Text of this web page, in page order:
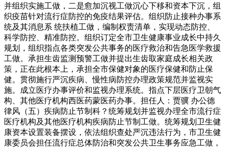
并组织实施工做，二是愈加沉视工做沉心下移和资本下沉，组
织疫苗针对流行症防控的免疫结果评估。组织防止接种办事系
统及其消息系 统扶植工做，编制权责清单，实现动态防控、
科学防控、精准防控。组织订定全市卫生健康事业成长中持久
规划，组织指点各类突发公共事务的医疗救治和告急医学救援
工做。承担生齿监测预警工做并提出生齿取家庭成长相关政
策，正在此根本上，承担全市保健对象的医疗保健和防止保
健。贯彻施行严沉疾病、慢性病防控办理政策规范并监视实
施。成立医疗办事评价和监视办理系统。指点下层医疗卫朝气
构、其他医疗机构西医药蒙医药办事。担任人：贾骥 办公德
律风（五）疾病防止节制科？统筹规划并监视办理全市流行症
医疗机构及其他医疗机构疾病防止节制工做。统筹规划卫生健
康资本设置装备摆设，依法组织查处严沉违法行为，市卫生健
康委员会担任流行症总体防治和突发公共卫生事务应急工做，